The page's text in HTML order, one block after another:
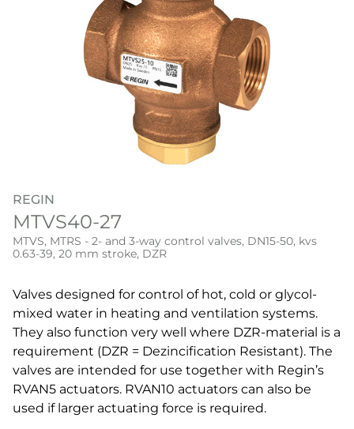
REGIN
MTVS40-27
MTVS, MTRS - 2- and 3-way control valves, DN15-50, kvs
0.63-39, 20 mm stroke, DZR
Valves designed for control of hot, cold or glycol-
mixed water in heating and ventilation systems.
They also function very well where DZR-material is a
requirement (DZR = Dezincification Resistant). The
valves are intended for use together with Regin’s
RVAN5 actuators. RVAN10 actuators can also be
used if larger actuating force is required.